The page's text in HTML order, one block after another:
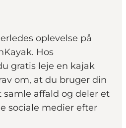
oplevelse på
Hos
gratis leje en kajak
om, at du bruger din
affald og deler et
sociale medier efter